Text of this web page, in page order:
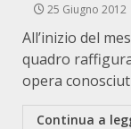
25 Giugno 2012
All’inizio del
quadro
opera
Continua a